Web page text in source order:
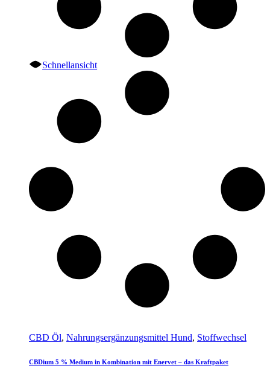
Schnellansicht
CBD Öl, Nahrungsergänzungsmittel Hund, Stoffwechsel
CBDium 5 % Medium in Kombination mit Enervet – das Kraftpaket